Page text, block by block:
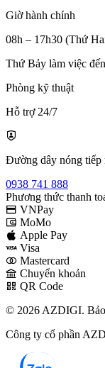
Giờ hành chính
08h – 17h30 (Thứ
Thứ Bảy làm việc
Phòng kỹ thuật
Hỗ trợ 24/7
Đường dây nóng tiếp
0938 741 888
Phương thức thanh
VNPay
MoMo
Apple Pay
Visa
Mastercard
Chuyển khoản
QR Code
© 2026 AZDIGI.
Công ty cổ phần